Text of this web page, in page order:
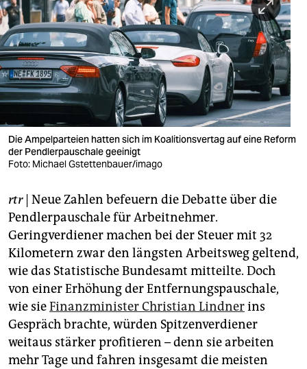
berlin
nord
wahrheit
verlag
verlag
veranstaltungen
fragen & hilfe
unterstützen
abo
genossenschaft
epaper login
Die Ampelparteien hatten sich im Koalitionsvertag auf eine Reform
der Pendlerpauschale geeinigt
Foto: Michael Gstettenbauer/imago
rtr| Neue Zahlen befeuern die Debatte über die
Pendlerpauschale für Arbeitnehmer.
Geringverdiener machen bei der Steuer mit 32
Kilometern zwar den längsten Arbeitsweg geltend,
wie das Statistische Bundesamt mitteilte. Doch
von einer Erhöhung der Entfernungspauschale,
wie sieFinanzminister Christian Lindnerins
Gespräch brachte, würden Spitzenverdiener
weitaus stärker profitieren – denn sie arbeiten
mehr Tage und fahren insgesamt die meisten